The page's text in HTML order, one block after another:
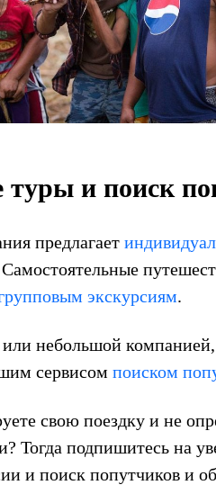
туры и поиск
предлагает
экскурсиям.
небольшой компанией,
сервисом поиском
свою поездку и не
Тогда подпишитесь на
и поиск попутчиков и